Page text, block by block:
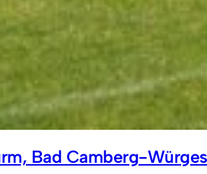
Bad Camberg-Würges